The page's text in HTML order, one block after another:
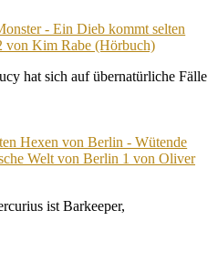
- Ein Dieb kommt selten
von Kim Rabe (Hörbuch)
hat sich auf übernatürliche Fälle
Hexen von Berlin - Wütende
Welt von Berlin 1 von Oliver
ist Barkeeper,